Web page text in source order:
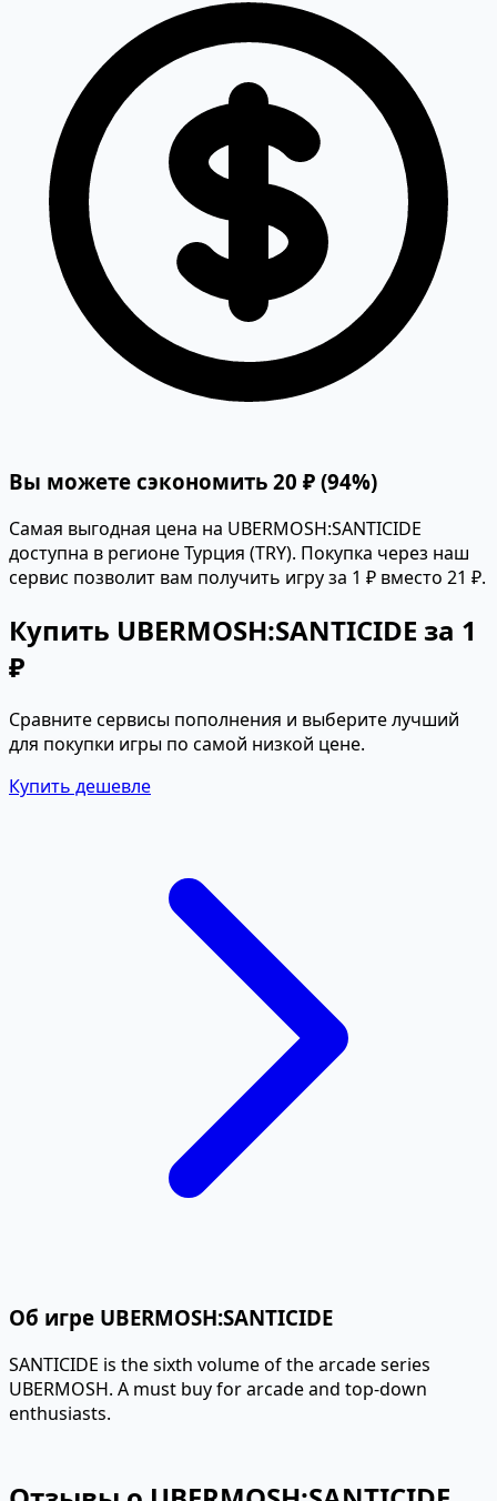
Вы можете сэкономить 20 ₽ (94%)
Самая выгодная цена на UBERMOSH:SANTICIDE
доступна в регионе Турция (TRY). Покупка через наш
сервис позволит вам получить игру за 1 ₽ вместо 21 ₽.
Купить UBERMOSH:SANTICIDE за 1
₽
Сравните сервисы пополнения и выберите лучший
для покупки игры по самой низкой цене.
Купить дешевле
Об игре UBERMOSH:SANTICIDE
SANTICIDE is the sixth volume of the arcade series
UBERMOSH. A must buy for arcade and top-down
enthusiasts.